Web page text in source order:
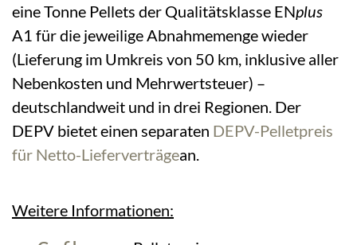
eine Tonne Pellets der Qualitätsklasse ENplus
A1 für die jeweilige Abnahmemenge wieder
(Lieferung im Umkreis von 50 km, inklusive aller
Nebenkosten und Mehrwertsteuer) –
deutschlandweit und in drei Regionen. Der
DEPV bietet einen separaten DEPV-Pelletpreis
für Netto-Lieferverträgean.
Weitere Informationen: